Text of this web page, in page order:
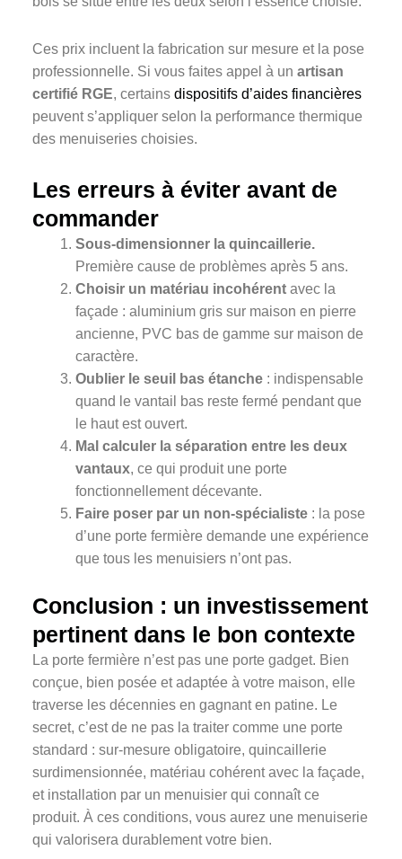
Ces prix incluent la fabrication sur mesure et la pose
professionnelle. Si vous faites appel à un artisan
certifié RGE, certains dispositifs d’aides financières
peuvent s’appliquer selon la performance thermique
des menuiseries choisies.
Les erreurs à éviter avant de
commander
Sous-dimensionner la quincaillerie.
Première cause de problèmes après 5 ans.
Choisir un matériau incohérent avec la
façade : aluminium gris sur maison en pierre
ancienne, PVC bas de gamme sur maison de
caractère.
Oublier le seuil bas étanche : indispensable
quand le vantail bas reste fermé pendant que
le haut est ouvert.
Mal calculer la séparation entre les deux
vantaux, ce qui produit une porte
fonctionnellement décevante.
Faire poser par un non-spécialiste : la pose
d’une porte fermière demande une expérience
que tous les menuisiers n’ont pas.
Conclusion : un investissement
pertinent dans le bon contexte
La porte fermière n’est pas une porte gadget. Bien
conçue, bien posée et adaptée à votre maison, elle
traverse les décennies en gagnant en patine. Le
secret, c’est de ne pas la traiter comme une porte
standard : sur-mesure obligatoire, quincaillerie
surdimensionnée, matériau cohérent avec la façade,
et installation par un menuisier qui connaît ce
produit. À ces conditions, vous aurez une menuiserie
qui valorisera durablement votre bien.